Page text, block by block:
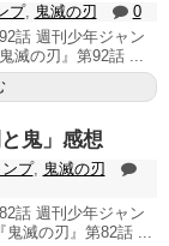
プ, 鬼滅の刃
0
話 週刊少年ジャン
滅の刃』第92話 ...
鬼」感想
プ, 鬼滅の刃
話 週刊少年ジャン
滅の刃』第82話 ...